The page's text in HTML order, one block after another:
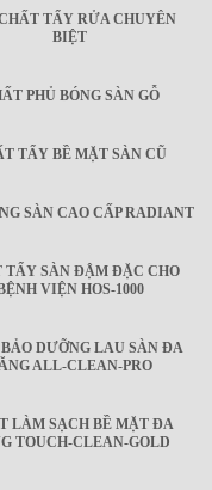
TẨY RỬA CHUYÊN
BIỆT
PHỦ BÓNG SÀN GỖ
TẨY BỀ MẶT SÀN CŨ
SÀN CAO CẤP RADIANT
TẨY SÀN ĐẬM ĐẶC CHO
VIỆN HOS-1000
DƯỠNG LAU SÀN ĐA
ALL-CLEAN-PRO
LÀM SẠCH BỀ MẶT ĐA
TOUCH-CLEAN-GOLD